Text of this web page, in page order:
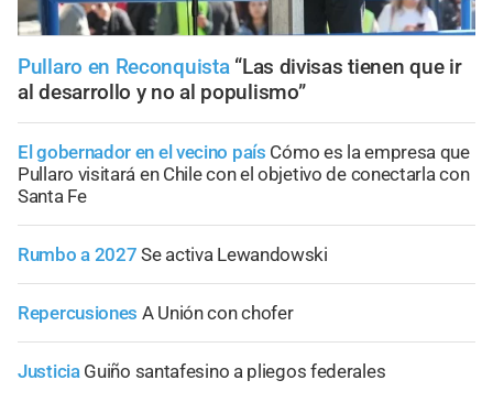
Pullaro en Reconquista “Las divisas tienen que ir
al desarrollo y no al populismo”
El gobernador en el vecino país Cómo es la empresa que
Pullaro visitará en Chile con el objetivo de conectarla con
Santa Fe
Rumbo a 2027 Se activa Lewandowski
Repercusiones A Unión con chofer
Justicia Guiño santafesino a pliegos federales